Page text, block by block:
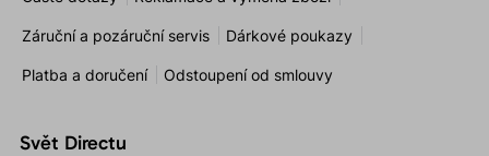
Záruční a pozáruční servis Dárkové poukazy
Platba a doručení Odstoupení od smlouvy
Svět Directu